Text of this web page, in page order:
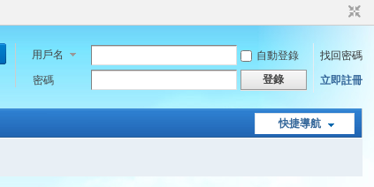
用戶名 自動登錄
找回密碼
密碼
登錄 立即註冊
快捷導航